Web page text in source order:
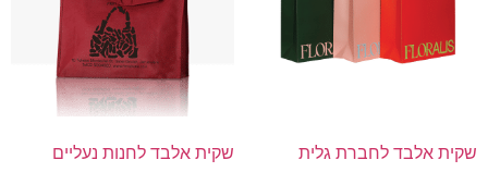
שקית אלבד לחברת גלית שקית אלבד לחנות נעליים